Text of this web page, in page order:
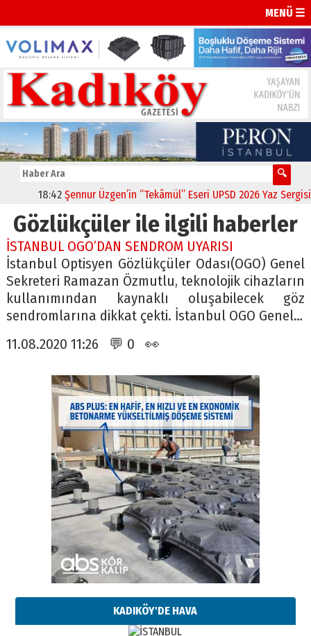
MENÜ ☰
18:42 Şennur Üzgen’in “Tekâmül” Eseri UPSD 2026 Yaz
Gözlükçüler ile ilgili haberler
İSTANBUL OGO’DAN SENDROM UYARISI
İstanbul Optisyen Gözlükçüler Odası(OGO) Genel
Sekreteri Ramazan Özmutlu, teknolojik cihazların
kullanımından kaynaklı oluşabilecek göz
sendromlarına dikkat çekti. İstanbul OGO Genel…
11.08.2020 11:26 💬 0 👀
KADIKÖY'DE HAVA